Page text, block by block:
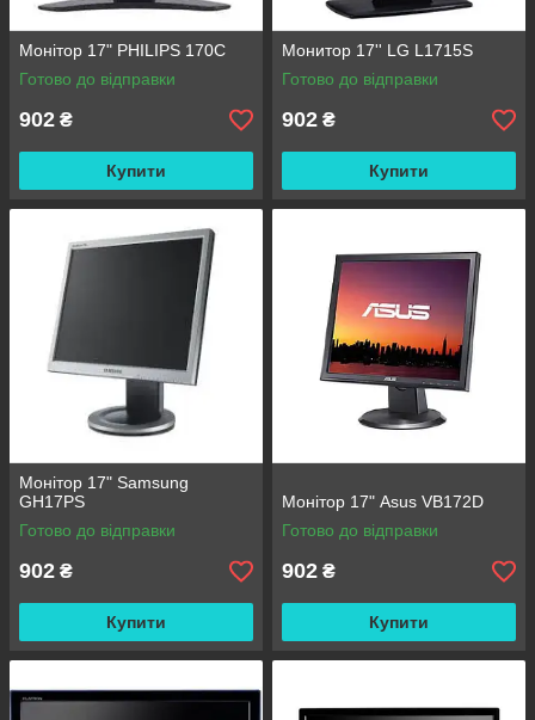
Монітор 17" PHILIPS 170C
Готово до відправки
902 ₴
Купити
Монитор 17'' LG L1715S
Готово до відправки
902 ₴
Купити
Монітор 17" Samsung
GH17PS
Готово до відправки
902 ₴
Купити
Монітор 17" Asus VB172D
Готово до відправки
902 ₴
Купити